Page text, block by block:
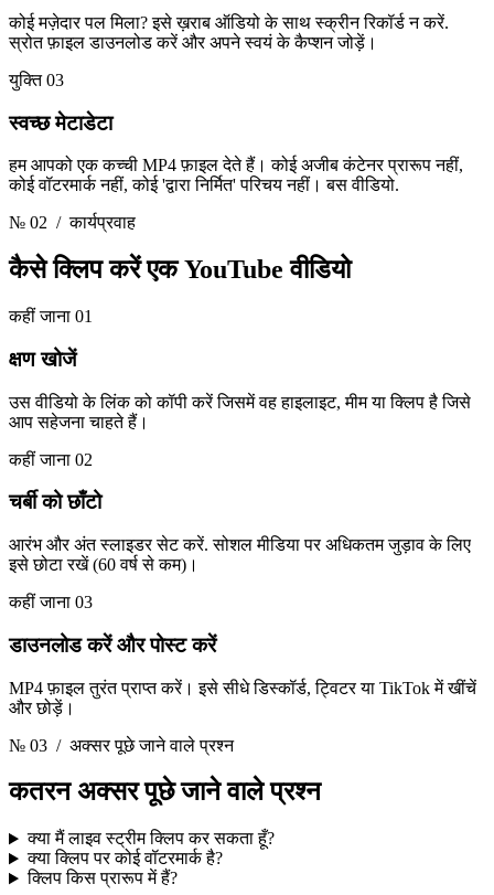
कोई मज़ेदार पल मिला? इसे ख़राब ऑडियो के साथ स्क्रीन रिकॉर्ड न करें.
स्रोत फ़ाइल डाउनलोड करें और अपने स्वयं के कैप्शन जोड़ें।
युक्ति 03
स्वच्छ मेटाडेटा
हम आपको एक कच्ची MP4 फ़ाइल देते हैं। कोई अजीब कंटेनर प्रारूप नहीं,
कोई वॉटरमार्क नहीं, कोई 'द्वारा निर्मित' परिचय नहीं। बस वीडियो.
№ 02 / कार्यप्रवाह
कैसे क्लिप करेंएक YouTube वीडियो
कहीं जाना 01
क्षण खोजें
उस वीडियो के लिंक को कॉपी करें जिसमें वह हाइलाइट, मीम या क्लिप है जिसे
आप सहेजना चाहते हैं।
कहीं जाना 02
चर्बी को छाँटो
आरंभ और अंत स्लाइडर सेट करें. सोशल मीडिया पर अधिकतम जुड़ाव के लिए
इसे छोटा रखें (60 वर्ष से कम)।
कहीं जाना 03
डाउनलोड करें और पोस्ट करें
MP4 फ़ाइल तुरंत प्राप्त करें। इसे सीधे डिस्कॉर्ड, ट्विटर या TikTok में खींचें
और छोड़ें।
№ 03 / अक्सर पूछे जाने वाले प्रश्न
कतरनअक्सर पूछे जाने वाले प्रश्न
क्या मैं लाइव स्ट्रीम क्लिप कर सकता हूँ?
क्या क्लिप पर कोई वॉटरमार्क है?
क्लिप किस प्रारूप में हैं?